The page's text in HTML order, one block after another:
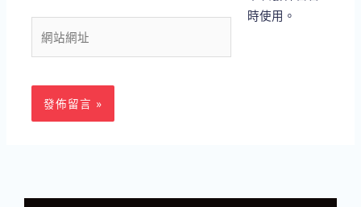
件
地
址
*
站
址
時使用。